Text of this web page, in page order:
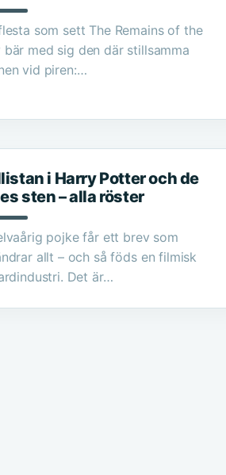
som sett The Remains of the
bär med sig den där stillsamma
vid piren:…
i Harry Potter och de
sten – alla röster
pojke får ett brev som
allt – och så föds en filmisk
Det är…